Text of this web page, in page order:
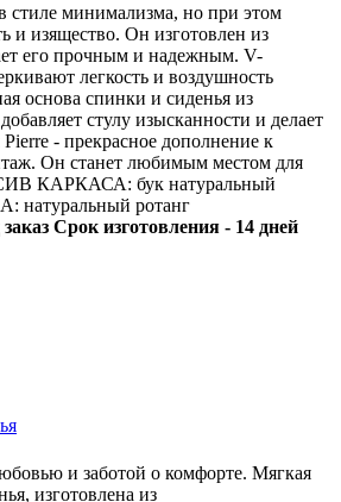
стиле минимализма, но при этом
и изящество. Он изготовлен из
его прочным и надежным. V-
легкость и воздушность
основа спинки и сиденья из
стулу изысканности и делает
- прекрасное дополнение к
Он станет любимым местом для
КАРКАСА: бук натуральный
ротанг
Срок изготовления - 14 дней
и заботой о комфорте. Мягкая
изготовлена из